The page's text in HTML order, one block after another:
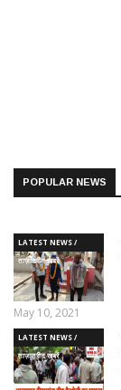
POPULAR NEWS
LATEST NEWS /
ताज़ातरीन खबरें
May 10, 2021
LATEST NEWS /
ताज़ातरीन खबरें